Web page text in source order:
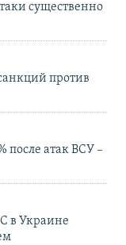
существенно
против
после атак ВСУ –
в Украине